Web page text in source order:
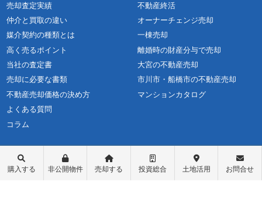
売却査定実績
仲介と買取の違い
媒介契約の種類とは
高く売るポイント
当社の査定書
売却に必要な書類
不動産売却価格の決め方
よくある質問
コラム
不動産終活
オーナーチェンジ売却
一棟売却
離婚時の財産分与で売却
大宮の不動産売却
市川市・船橋市の不動産売却
マンションカタログ
購入する 非公開物件 売却する 投資総合 土地活用 お問合せ